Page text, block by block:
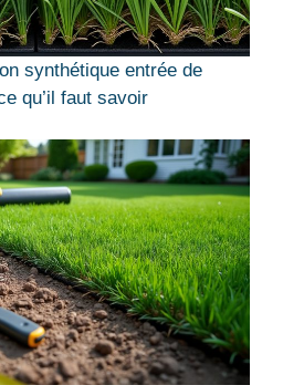
synthétique entrée de
qu’il faut savoir